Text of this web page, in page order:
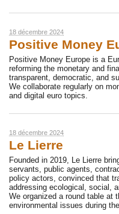
18 décembre 2024
Positive Money
Positive Money Europe is a
reforming the monetary and
transparent, democratic, and
We collaborate regularly on
and digital euro topics.
18 décembre 2024
Le Lierre
Founded in 2019, Le Lierre
servants, public agents,
policy actors, convinced that
addressing ecological, social,
We organized a round table at
environmental issues during